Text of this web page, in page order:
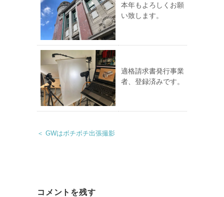
本年もよろしくお願
い致します。
適格請求書発行事業
者、登録済みです。
＜ GWはボチボチ出張撮影
コメントを残す